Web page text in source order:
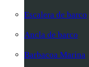
Escalera de barco
Ancla de barco
Barbacoa Marina